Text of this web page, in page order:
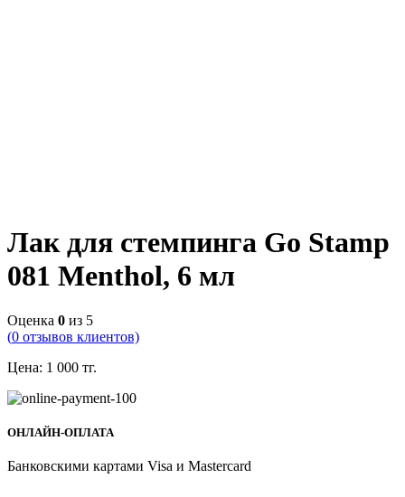
Лак для стемпинга Go Stamp
081 Menthol, 6 мл
Оценка 0 из 5
(0 отзывов клиентов)
Цена: 1 000 тг.
ОНЛАЙН-ОПЛАТА
Банковскими картами Visa и Mastercard